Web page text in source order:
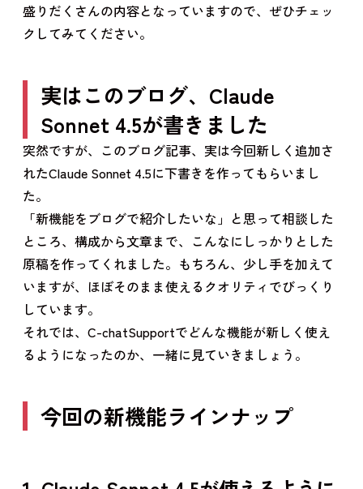
盛りだくさんの内容となっていますので、ぜひチェッ
クしてみてください。
実はこのブログ、Claude
Sonnet 4.5が書きました
突然ですが、このブログ記事、実は今回新しく追加さ
れたClaude Sonnet 4.5に下書きを作ってもらいまし
た。
「新機能をブログで紹介したいな」と思って相談した
ところ、構成から文章まで、こんなにしっかりとした
原稿を作ってくれました。もちろん、少し手を加えて
いますが、ほぼそのまま使えるクオリティでびっくり
しています。
それでは、C-chatSupportでどんな機能が新しく使え
るようになったのか、一緒に見ていきましょう。
今回の新機能ラインナップ